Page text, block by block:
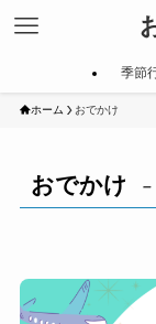
季節
ホーム おでかけ
おでかけ